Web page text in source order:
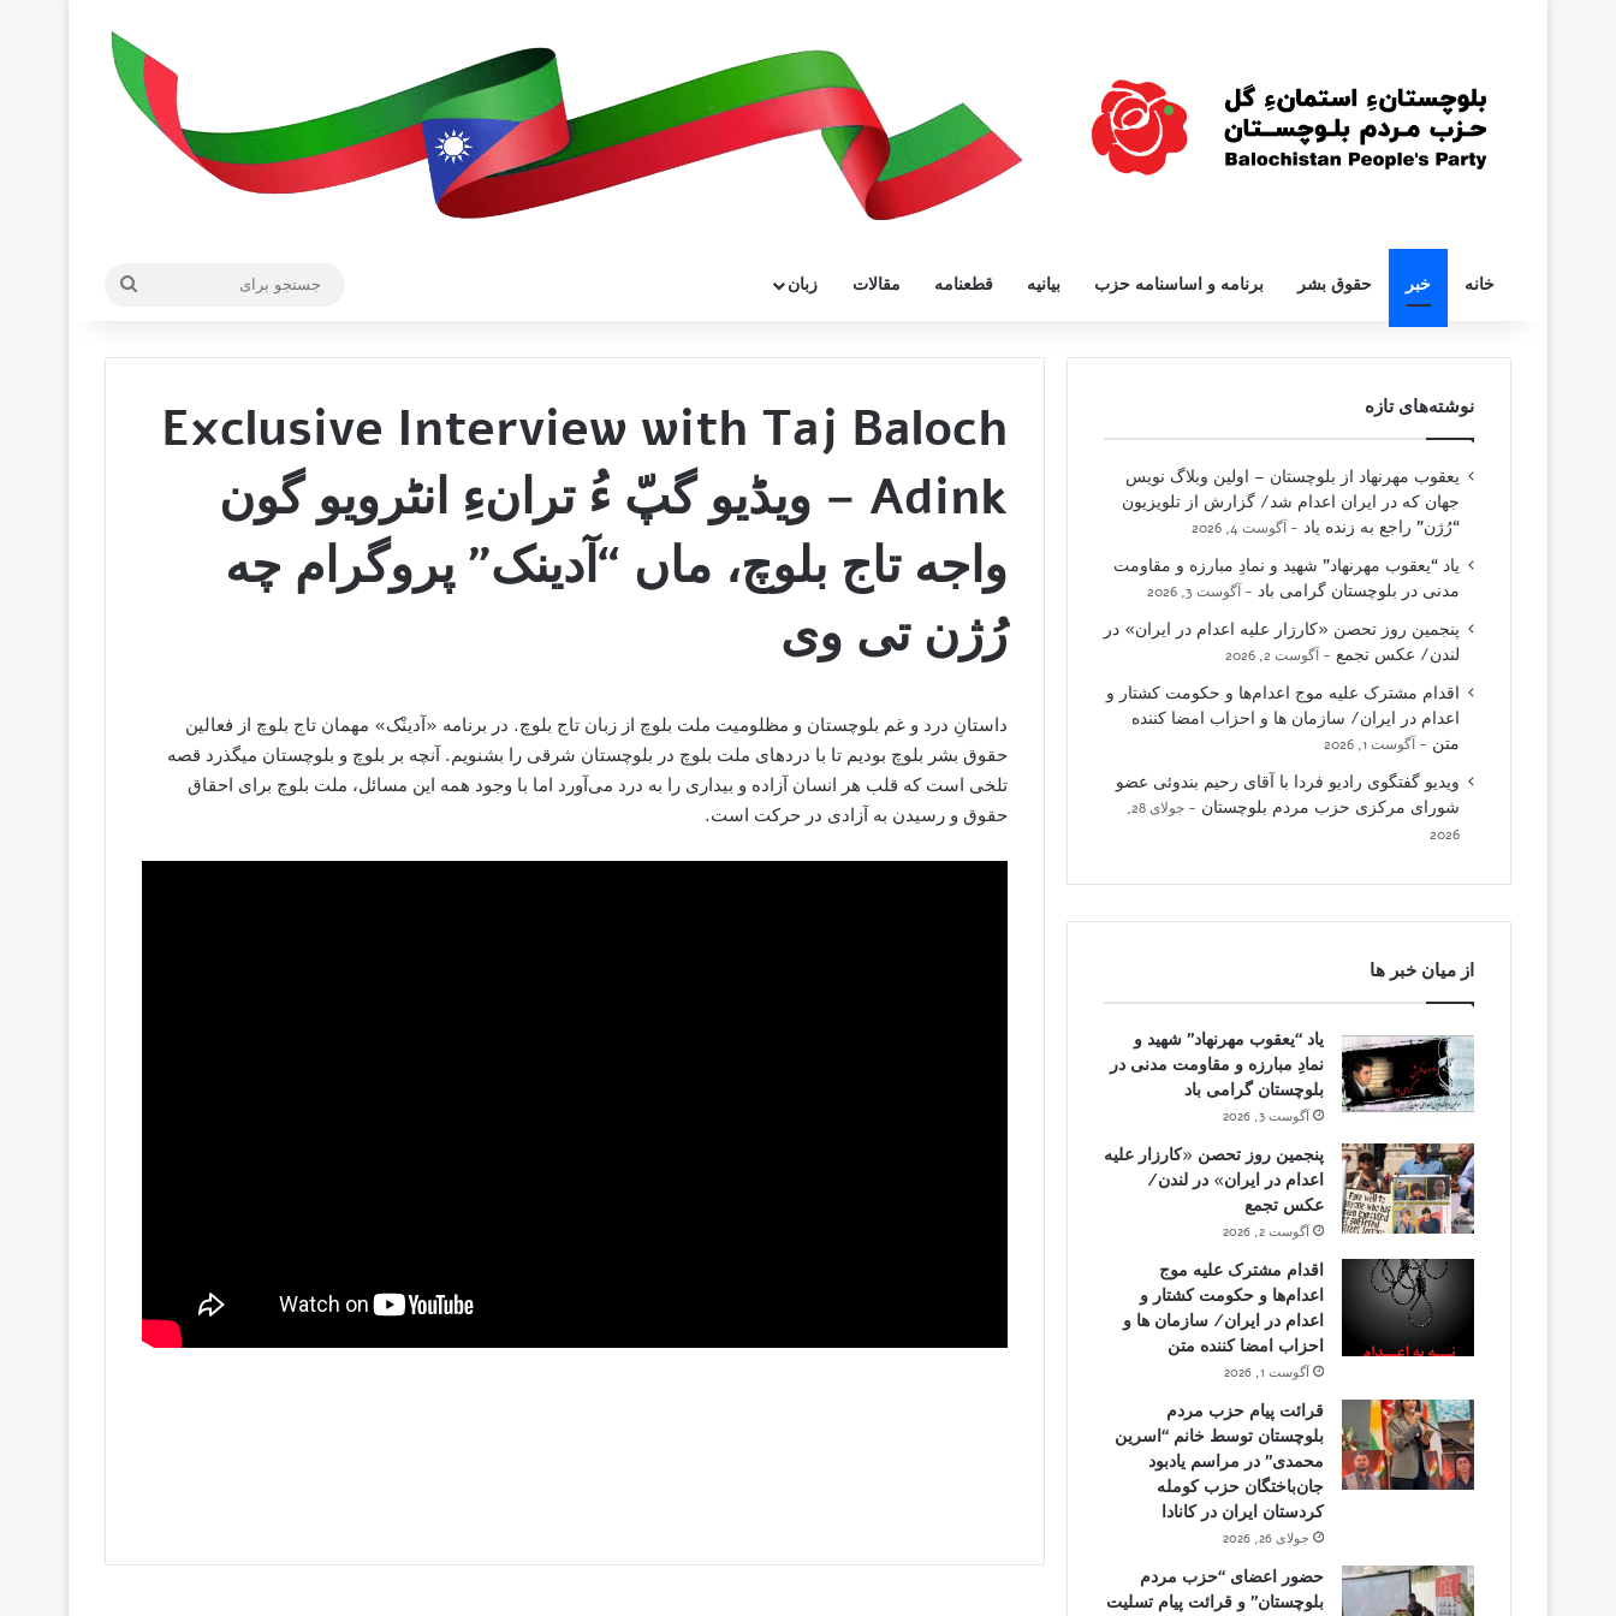
خانه خبر حقوق بشر برنامه و اساسنامه حزب بیانیه قطعنامه مقالات زبان
Exclusive Interview with Taj Baloch
– Adink ویڈیو گپّ ءُ ترانءِ انٹرویو گون
واجه تاج بلوچ، ماں “آدینک” پروگرام چه
رُژن تی وی
‎داستانِ درد و غم بلوچستان و مظلومیت ملت بلوچ از زبان تاج بلوچ. ‎در برنامه «آدینْک» مهمان تاج بلوچ از فعالین
حقوق بشر بلوچ بودیم تا با دردهای ملت بلوچ در بلوچستان شرقی را بشنویم. ‎آنچه بر بلوچ و بلوچستان میگذرد قصه
تلخی است که قلب هر انسان آزاده و بیداری را به درد می‌آورد اما با وجود همه این مسائل، ملت بلوچ برای احقاق
حقوق و رسیدن به آزادی در حرکت است.
نوشته‌های تازه
یعقوب مهرنهاد از بلوچستان – اولین وبلاگ نویس
جهان که در ایران اعدام شد/ گزارش از تلویزیون
“رُژن” راجع به زنده یاد
آگوست 4, 2026
یاد “یعقوب مهرنهاد” شهید و نمادِ مبارزه و مقاومت
مدنی در بلوچستان گرامی باد
آگوست 3, 2026
پنجمین روز تحصن «کارزار علیه اعدام در ایران» در
لندن/ عکس تجمع
آگوست 2, 2026
اقدام مشترک علیه موج اعدام‌ها و حکومت کشتار و
اعدام در ایران/ سازمان ها و احزاب امضا کننده
متن
آگوست 1, 2026
ویدیو گفتگوی رادیو فردا با آقای رحیم بندوئی عضو
شورای مرکزی حزب مردم بلوچستان
جولای 28,
2026
از میان خبر ها
یاد “یعقوب مهرنهاد” شهید و
نمادِ مبارزه و مقاومت مدنی در
بلوچستان گرامی باد
آگوست 3, 2026
پنجمین روز تحصن «کارزار علیه
اعدام در ایران» در لندن/
عکس تجمع
آگوست 2, 2026
اقدام مشترک علیه موج
اعدام‌ها و حکومت کشتار و
اعدام در ایران/ سازمان ها و
احزاب امضا کننده متن
آگوست 1, 2026
قرائت پیام حزب مردم
بلوچستان توسط خانم “اسرین
محمدی” در مراسم یادبود
جان‌باختگان حزب کومله
کردستان ایران در کانادا
جولای 26, 2026
حضور اعضای “حزب مردم
بلوچستان” و قرائت پیام تسلیت